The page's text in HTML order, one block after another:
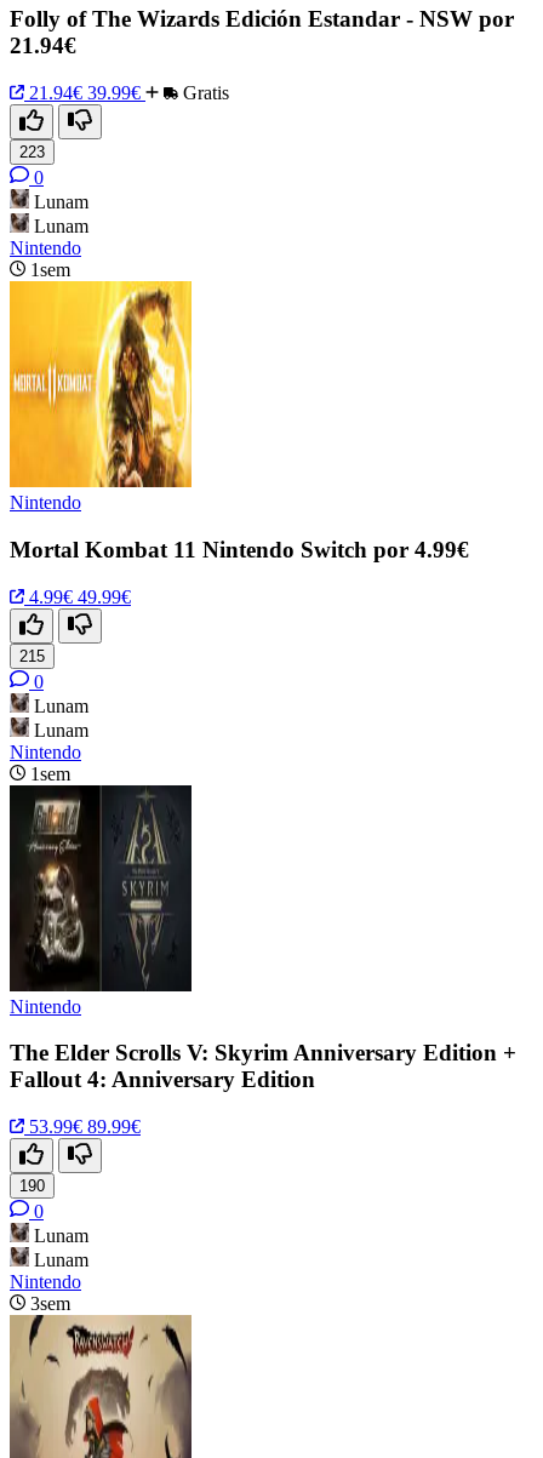
Folly of The Wizards Edición Estandar - NSW por
21.94€
21.94€ 39.99€ Gratis
223
0
Lunam
Lunam
Nintendo
1sem
Nintendo
Mortal Kombat 11 Nintendo Switch por 4.99€
4.99€ 49.99€
215
0
Lunam
Lunam
Nintendo
1sem
Nintendo
The Elder Scrolls V: Skyrim Anniversary Edition +
Fallout 4: Anniversary Edition
53.99€ 89.99€
190
0
Lunam
Lunam
Nintendo
3sem